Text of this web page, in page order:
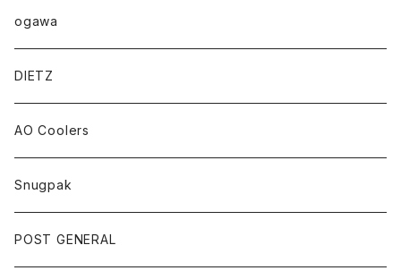
ogawa
DIETZ
AO Coolers
Snugpak
POST GENERAL